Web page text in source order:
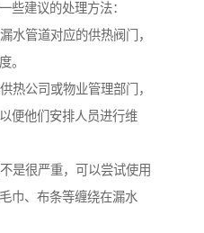
些建议的处理方法：
水管道对应的供热阀门，
。
热公司或物业管理部门，
便他们安排人员进行维
是很严重，可以尝试使用
巾、布条等缠绕在漏水